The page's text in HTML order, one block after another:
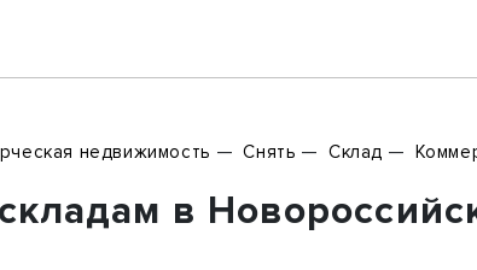
недвижимость Снять Склад
в